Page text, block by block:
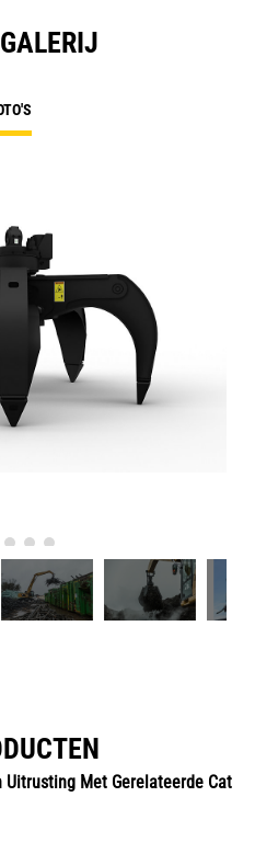
Met Gerelateerde Cat